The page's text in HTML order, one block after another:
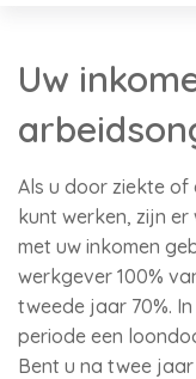
Uw
Als u door ziekte of
kunt werken, zijn
met uw inkomen
werkgever 100%
tweede jaar 70%.
periode een
Bent u na twee